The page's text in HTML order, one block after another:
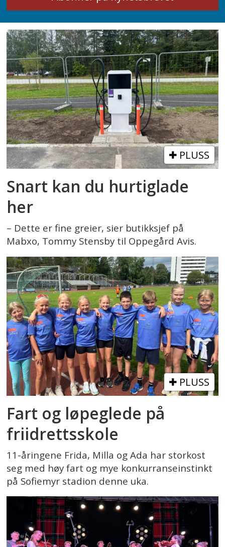
PLUSS
Snart kan du hurtiglade
her
– Dette er fine greier, sier butikksjef på
Mabxo, Tommy Stensby til Oppegård Avis.
PLUSS
Fart og løpeglede på
friidrettsskole
11-åringene Frida, Milla og Ada har storkost
seg med høy fart og mye konkurranseinstinkt
på Sofiemyr stadion denne uka.